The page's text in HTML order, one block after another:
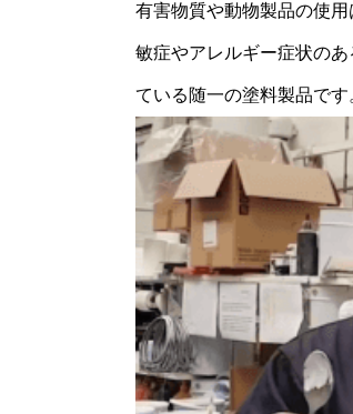
有害物質や動物製品の使
敏症やアレルギー症状の
ている随一の塗料製品です